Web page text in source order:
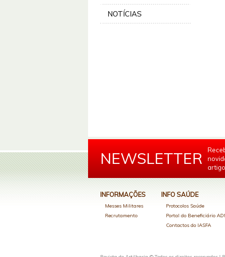
NOTÍCIAS
NEWSLETTER
INFORMAÇÕES
Messes Militares
Recrutamento
INFO SAÚDE
Protocolos Saúde
Portal do Beneficiário
Contactos do IASFA